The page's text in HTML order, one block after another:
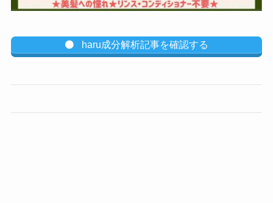
haru成分解析記事を確認する